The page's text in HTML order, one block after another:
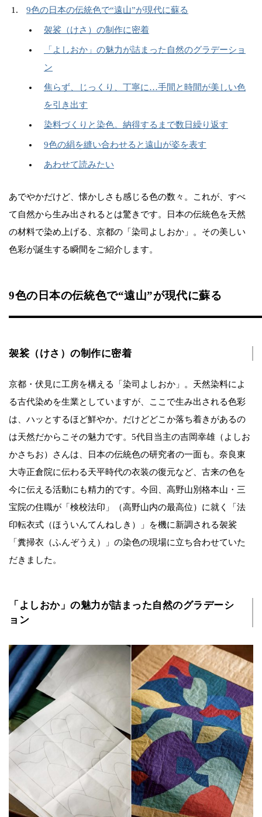
9色の日本の伝統色で“遠山”が現代に蘇る
袈裟（けさ）の制作に密着
「よしおか」の魅力が詰まった自然のグラデーショ
ン
焦らず、じっくり、丁寧に…手間と時間が美しい色
を引き出す
染料づくりと染色。納得するまで数日繰り返す
9色の絹を縫い合わせると遠山が姿を表す
あわせて読みたい
あでやかだけど、懐かしさも感じる色の数々。これが、すべ
て自然から生み出されるとは驚きです。日本の伝統色を天然
の材料で染め上げる、京都の「染司よしおか」。その美しい
色彩が誕生する瞬間をご紹介します。
9色の日本の伝統色で“遠山”が現代に蘇る
袈裟（けさ）の制作に密着
京都・伏見に工房を構える「染司よしおか」。天然染料によ
る古代染めを生業としていますが、ここで生み出される色彩
は、ハッとするほど鮮やか。だけどどこか落ち着きがあるの
は天然だからこその魅力です。5代目当主の吉岡幸雄（よしお
かさちお）さんは、日本の伝統色の研究者の一面も。奈良東
大寺正倉院に伝わる天平時代の衣装の復元など、古来の色を
今に伝える活動にも精力的です。今回、高野山別格本山・三
宝院の住職が「検校法印」（高野山内の最高位）に就く「法
印転衣式（ほういんてんねしき）」を機に新調される袈裟
「糞掃衣（ふんぞうえ）」の染色の現場に立ち合わせていた
だきました。
「よしおか」の魅力が詰まった自然のグラデーシ
ョン